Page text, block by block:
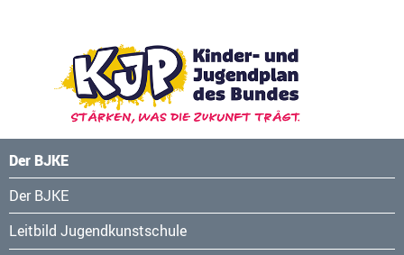
Der BJKE
Navigation
überspringen
Der BJKE
Leitbild Jugendkunstschule